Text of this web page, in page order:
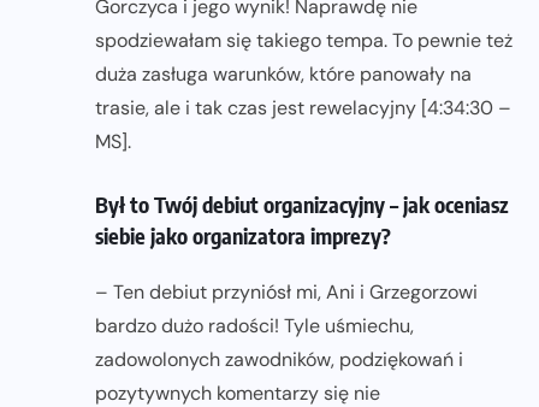
Gorczyca i jego wynik! Naprawdę nie
spodziewałam się takiego tempa. To pewnie też
duża zasługa warunków, które panowały na
trasie, ale i tak czas jest rewelacyjny [4:34:30 –
MS].
Był to Twój debiut organizacyjny – jak oceniasz
siebie jako organizatora imprezy?
– Ten debiut przyniósł mi, Ani i Grzegorzowi
bardzo dużo radości! Tyle uśmiechu,
zadowolonych zawodników, podziękowań i
pozytywnych komentarzy się nie